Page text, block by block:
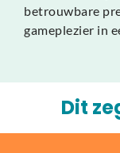
betrouwbare
gameplezier in
Dit